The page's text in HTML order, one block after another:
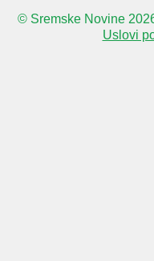
© Sremske Novine
Uslovi